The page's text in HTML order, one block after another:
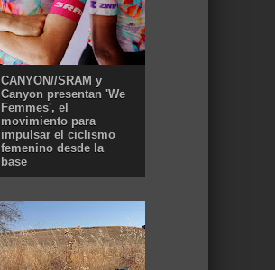
CANYON//SRAM y
Canyon presentan 'We
Femmes', el
movimiento para
impulsar el ciclismo
femenino desde la
base